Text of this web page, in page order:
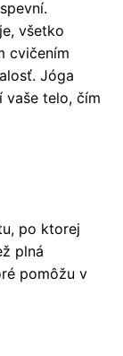
všetko
cvičením
Jóga
telo, čím
po ktorej
plná
pomôžu v